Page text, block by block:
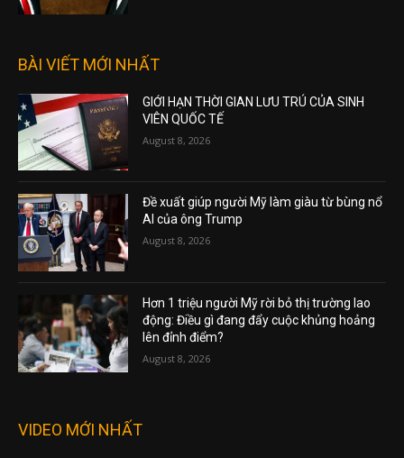
BÀI VIẾT MỚI NHẤT
GIỚI HẠN THỜI GIAN LƯU TRÚ CỦA SINH
VIÊN QUỐC TẾ
August 8, 2026
Đề xuất giúp người Mỹ làm giàu từ bùng nổ
AI của ông Trump
August 8, 2026
Hơn 1 triệu người Mỹ rời bỏ thị trường lao
động: Điều gì đang đẩy cuộc khủng hoảng
lên đỉnh điểm?
August 8, 2026
VIDEO MỚI NHẤT